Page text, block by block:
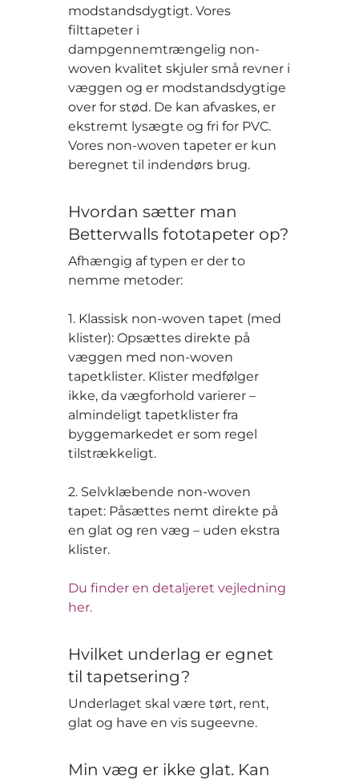
modstandsdygtigt. Vores
filttapeter i
dampgennemtrængelig non-
woven kvalitet skjuler små revner i
væggen og er modstandsdygtige
over for stød. De kan afvaskes, er
ekstremt lysægte og fri for PVC.
Vores non-woven tapeter er kun
beregnet til indendørs brug.
Hvordan sætter man
Betterwalls fototapeter op?
Afhængig af typen er der to
nemme metoder:
1. Klassisk non-woven tapet (med
klister): Opsættes direkte på
væggen med non-woven
tapetklister. Klister medfølger
ikke, da vægforhold varierer –
almindeligt tapetklister fra
byggemarkedet er som regel
tilstrækkeligt.
2. Selvklæbende non-woven
tapet: Påsættes nemt direkte på
en glat og ren væg – uden ekstra
klister.
Du finder en detaljeret vejledning
her.
Hvilket underlag er egnet
til tapetsering?
Underlaget skal være tørt, rent,
glat og have en vis sugeevne.
Min væg er ikke glat. Kan